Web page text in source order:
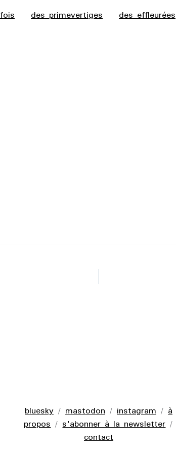
des primevertiges des effleurées
bluesky/ mastodon/ instagram/ à
propos/s'abonner à la newsletter/
contact